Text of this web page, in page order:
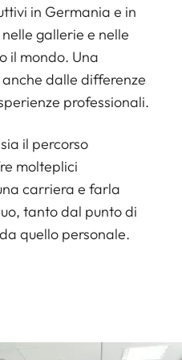
in Germania e in
gallerie e nelle
il mondo. Una
dalle differenze
professionali.
il percorso
molteplici
carriera e farla
tanto dal punto di
quello personale.